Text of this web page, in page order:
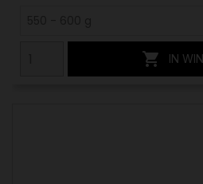
 IN